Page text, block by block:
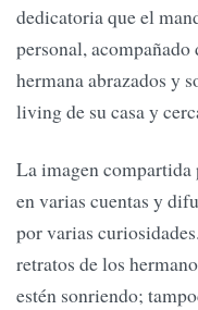
dedicatoria que el
personal,
hermana abrazados y
living de su casa y
La imagen
en varias cuentas y
por varias
retratos de los
estén sonriendo;